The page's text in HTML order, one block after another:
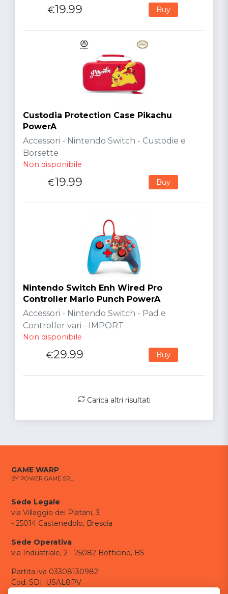
€19.99 Buy
Custodia Protection Case Pikachu
PowerA
Accessori - Nintendo Switch - Custodie e
Borsette
Non disponibile
€19.99 Buy
Nintendo Switch Enh Wired Pro
Controller Mario Punch PowerA
Accessori - Nintendo Switch - Pad e
Controller vari - IMPORT
Non disponibile
€29.99 Buy
Carica altri risultati
GAME WARP
BY POWER GAME SRL
Sede Legale
via Villaggio dei Platani, 3
- 25014 Castenedolo, Brescia
Sede Operativa
via Industriale, 2 - 25082 Botticino, BS
Partita iva 03308130982
Cod. SDI: USAL8PV